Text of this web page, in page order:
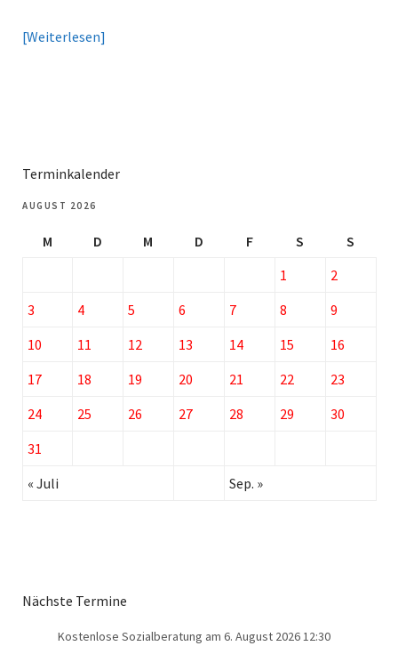
Weiterlesen
Terminkalender
AUGUST 2026
M D M D F S
S
1
2
3
4 5 6 7 8
9
10
11 12 13 14 15
16
17
18 19 20 21 22
23
24
25 26 27 28 29
30
31
« Juli
Sep. »
Nächste Termine
Kostenlose Sozialberatung am 6. August 2026 12:30